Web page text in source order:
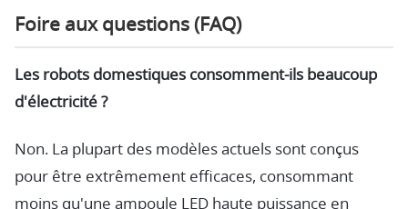
Foire aux questions (FAQ)
Les robots domestiques consomment-ils beaucoup
d'électricité ?
Non. La plupart des modèles actuels sont conçus
pour être extrêmement efficaces, consommant
moins qu'une ampoule LED haute puissance en